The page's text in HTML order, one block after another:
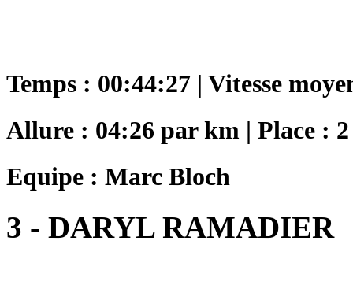
Temps : 00:44:27 | Vitesse
Allure : 04:26 par km | Place : 2
Equipe : Marc Bloch
3 - DARYL RAMADIER